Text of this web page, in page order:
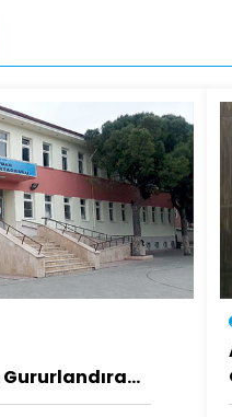
Gururlandıran